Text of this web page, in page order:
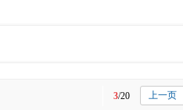
3/20 上一页